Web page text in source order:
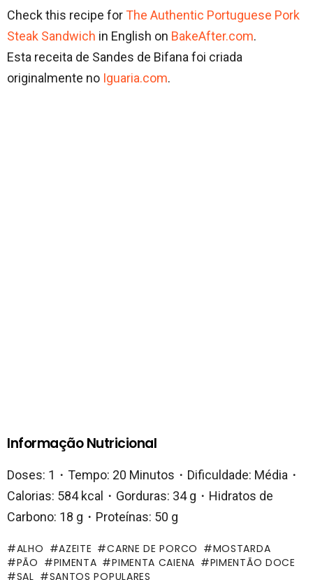
Check this recipe forThe Authentic Portuguese Pork
Steak Sandwich in English on BakeAfter.com.
Esta receita de Sandes de Bifana foi criada
originalmente no Iguaria.com.
Informação Nutricional
Doses: 1・Tempo: 20 Minutos・Dificuldade: Média・
Calorias: 584 kcal・Gorduras: 34 g・Hidratos de
Carbono: 18 g・Proteínas: 50 g
ALHO AZEITE CARNE DE PORCO
MOSTARDA
PÃO
PIMENTA PIMENTA CAIENA
PIMENTÃO DOCE
SAL
SANTOS POPULARES